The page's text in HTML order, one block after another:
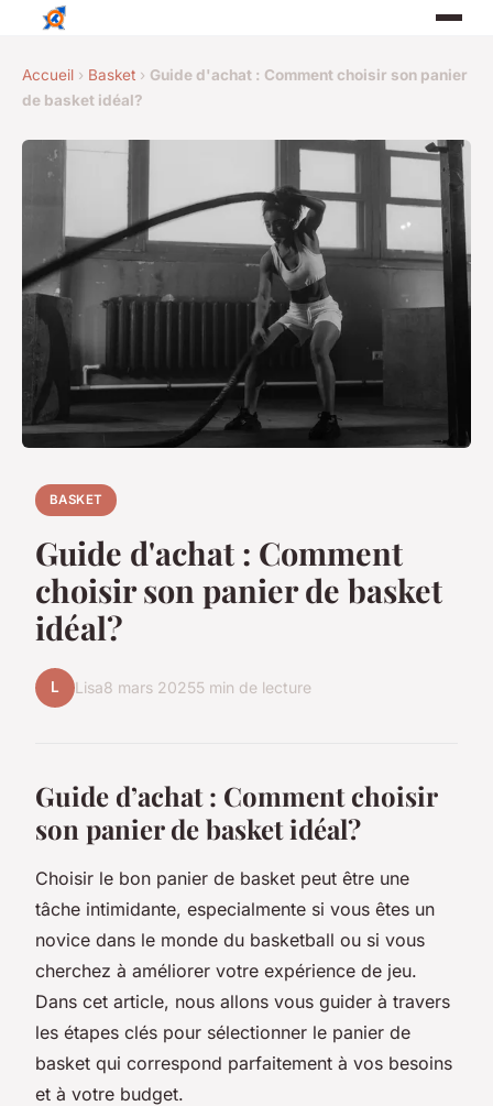
Accueil › Basket › Guide d'achat : Comment choisir son panier
de basket idéal?
BASKET
Guide d'achat : Comment
choisir son panier de basket
idéal?
L Lisa8 mars 20255 min de lecture
Guide d’achat : Comment choisir
son panier de basket idéal?
Choisir le bon panier de basket peut être une
tâche intimidante, especialmente si vous êtes un
novice dans le monde du basketball ou si vous
cherchez à améliorer votre expérience de jeu.
Dans cet article, nous allons vous guider à travers
les étapes clés pour sélectionner le panier de
basket qui correspond parfaitement à vos besoins
et à votre budget.